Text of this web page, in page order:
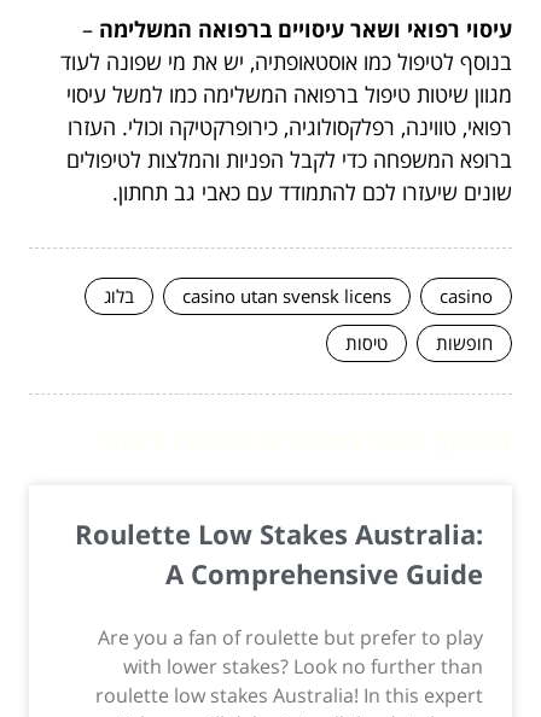
עיסוי רפואי ושאר עיסויים ברפואה המשלימה –
בנוסף לטיפול כמו אוסטאופתיה, יש את מי שפונה לעוד
מגוון שיטות טיפול ברפואה המשלימה כמו למשל עיסוי
רפואי, טווינה, רפלקסולוגיה, כירופרקטיקה וכולי. העזרו
ברופא המשפחה כדי לקבל הפניות והמלצות לטיפולים
שונים שיעזרו לכם להתמודד עם כאבי גב תחתון.
casino
casino utan svensk licens
בלוג
חופשות
טיסות
Roulette Low Stakes Australia:
A Comprehensive Guide
Are you a fan of roulette but prefer to play
with lower stakes? Look no further than
roulette low stakes Australia! In this expert